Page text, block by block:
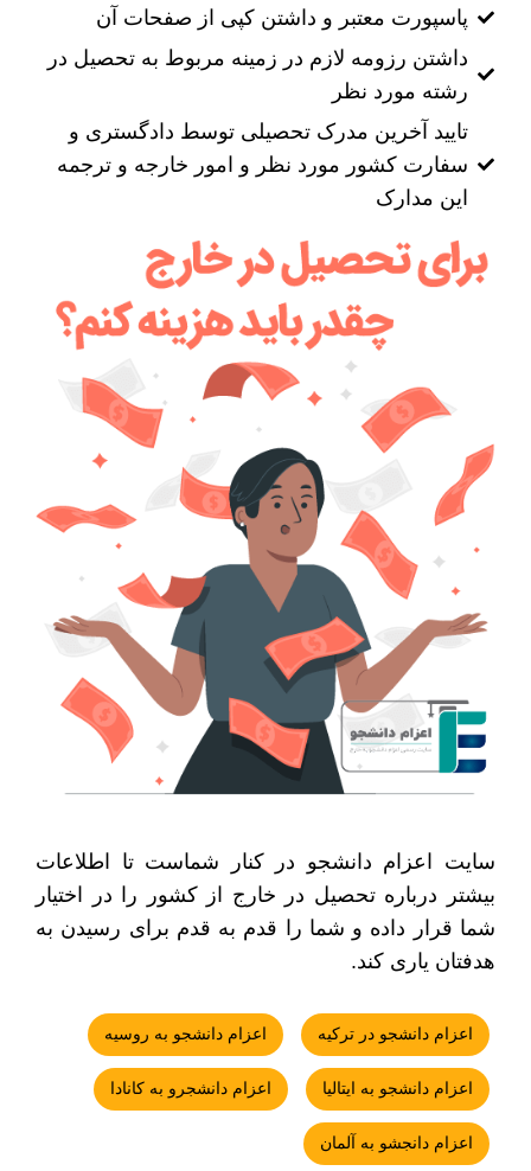
پاسپورت معتبر و داشتن کپی از صفحات آن
داشتن رزومه لازم در زمینه مربوط به تحصیل در
رشته مورد نظر
تایید آخرین مدرک تحصیلی توسط دادگستری و
سفارت کشور مورد نظر و امور خارجه و ترجمه
این مدارک
سایت اعزام دانشجو در کنار شماست تا اطلاعات
بیشتر درباره تحصیل در خارج از کشور را در اختیار
شما قرار داده و شما را قدم به قدم برای رسیدن به
هدفتان یاری کند.
اعزام دانشجو در ترکیه اعزام دانشجو به روسیه
اعزام دانشجو به ایتالیا اعزام دانشجرو به کانادا
اعزام دانجشو به آلمان